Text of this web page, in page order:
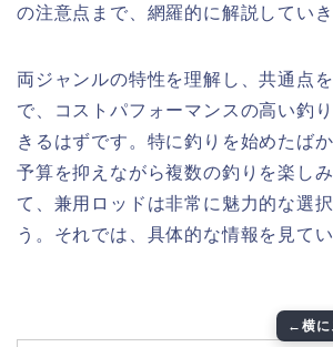
の注意点まで、網羅的に解説していき
両ジャンルの特性を理解し、共通点
で、コストパフォーマンスの高い釣
きるはずです。特に釣りを始めたば
予算を抑えながら複数の釣りを楽し
て、兼用ロッドは非常に魅力的な選
う。それでは、具体的な情報を見てい